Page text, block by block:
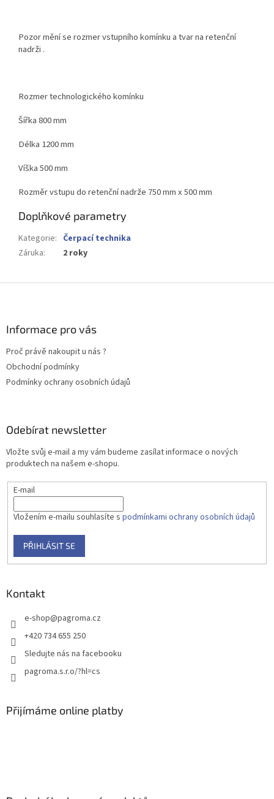
Pozor mění se rozmer vstupního komínku a tvar na retenční
nadrži .
Rozmer technologického komínku
Šířka 800 mm
Délka 1200 mm
Víška 500 mm
Rozměr vstupu do retenční nadrže 750 mm x 500 mm
Doplňkové parametry
Kategorie: Čerpací technika
Záruka: 2 roky
Informace pro vás
Proč právě nakoupit u nás ?
Obchodní podmínky
Podmínky ochrany osobních údajů
Odebírat newsletter
Vložte svůj e-mail a my vám budeme zasílat informace o nových
produktech na našem e-shopu.
E-mail
Vložením e-mailu souhlasíte s podmínkami ochrany osobních údajů
PŘIHLÁSIT SE
Kontakt
e-shop@pagroma.cz
+420 734 655 250
Sledujte nás na facebooku
pagroma.s.r.o/?hl=cs
Přijímáme online platby